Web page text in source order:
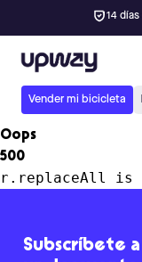
14
Upway
Vender mi bicicleta
Oops
500
r.replaceAll is
Subscríbete